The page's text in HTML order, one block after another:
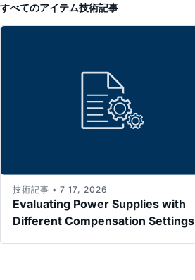
すべてのアイテム技術記事
Evaluating Power Supplies with
Different Compensation Settings
技術記事 • 7 17, 2026